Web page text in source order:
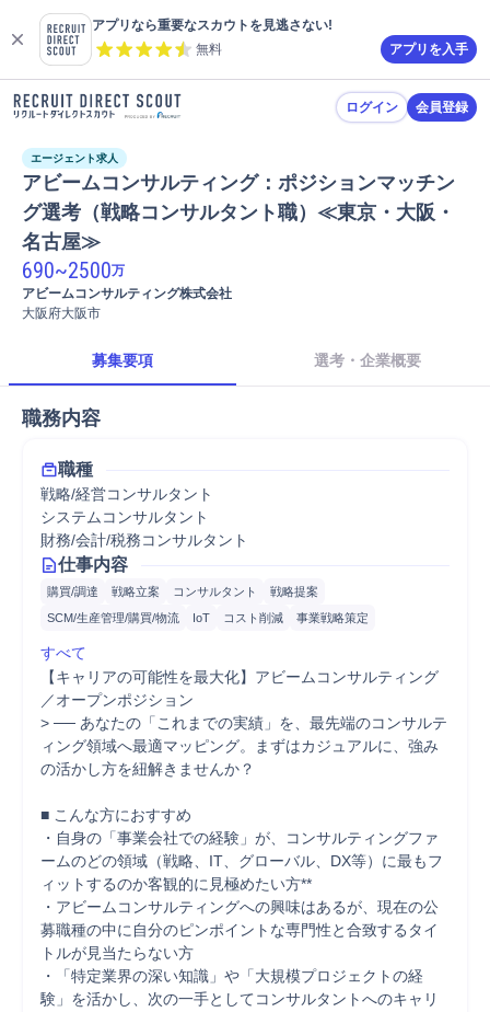
アプリなら重要なスカウトを見逃さない!
無料
アプリを入手
ログイン 会員登録
エージェント求人
アビームコンサルティング：ポジションマッチン
グ選考（戦略コンサルタント職）≪東京・大阪・
名古屋≫
690~2500万
アビームコンサルティング株式会社
大阪府大阪市
募集要項 選考・企業概要
職務内容
職種
戦略/経営コンサルタント
システムコンサルタント
財務/会計/税務コンサルタント
仕事内容
購買/調達 戦略立案 コンサルタント
戦略提案
SCM/生産管理/購買/物流
IoT コスト削減 事業戦略策定
すべて
【キャリアの可能性を最大化】アビームコンサルティング
／オープンポジション
> ── あなたの「これまでの実績」を、最先端のコンサルテ
ィング領域へ最適マッピング。まずはカジュアルに、強み
の活かし方を紐解きませんか？
■ こんな方におすすめ
・自身の「事業会社での経験」が、コンサルティングファ
ームのどの領域（戦略、IT、グローバル、DX等）に最もフ
ィットするのか客観的に見極めたい方**
・アビームコンサルティングへの興味はあるが、現在の公
募職種の中に自分のピンポイントな専門性と合致するタイ
トルが見当たらない方
・「特定業界の深い知識」や「大規模プロジェクトの経
験」を活かし、次の一手としてコンサルタントへのキャリ